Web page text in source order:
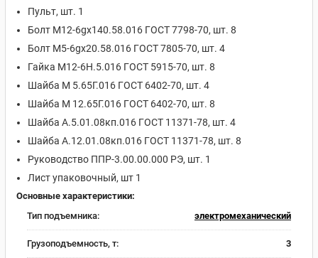
Пульт, шт. 1
Болт М12-6gх140.58.016 ГОСТ 7798-70, шт. 8
Болт М5-6gх20.58.016 ГОСТ 7805-70, шт. 4
Гайка М12-6Н.5.016 ГОСТ 5915-70, шт. 8
Шайба М 5.65Г.016 ГОСТ 6402-70, шт. 4
Шайба М 12.65Г.016 ГОСТ 6402-70, шт. 8
Шайба А.5.01.08кп.016 ГОСТ 11371-78, шт. 4
Шайба А.12.01.08кп.016 ГОСТ 11371-78, шт. 8
Руководство ППР-3.00.00.000 РЭ, шт. 1
Лист упаковочный, шт 1
Основные характеристики:
Тип подъемника:
электромеханический
Грузоподъемность, т: 3